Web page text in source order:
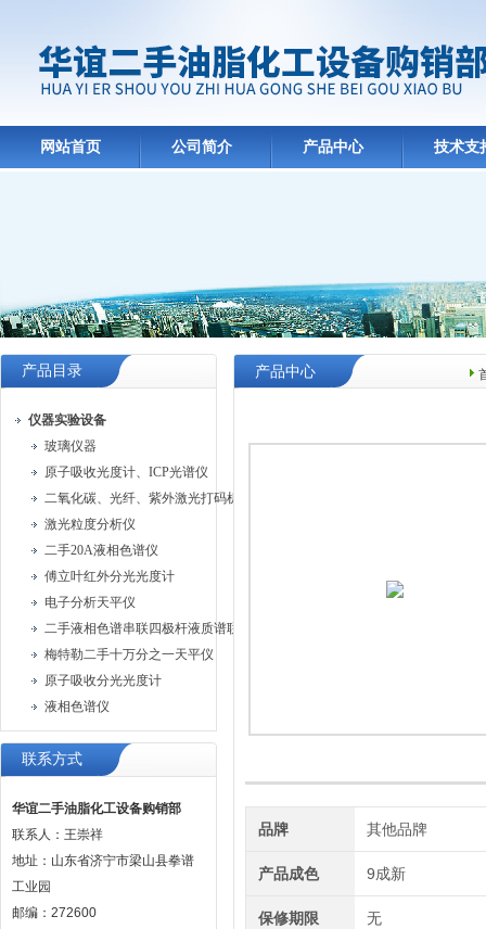
网站首页 公司简介 产品中心 技术支
产品目录
仪器实验设备
玻璃仪器
原子吸收光度计、ICP光谱仪
二氧化碳、光纤、紫外激光打码机、油墨喷码机
激光粒度分析仪
二手20A液相色谱仪
傅立叶红外分光光度计
电子分析天平仪
二手液相色谱串联四极杆液质谱联用仪
梅特勒二手十万分之一天平仪
原子吸收分光光度计
液相色谱仪
联系方式
华谊二手油脂化工设备购销部
联系人：王崇祥
地址：山东省济宁市梁山县拳谱
工业园
邮编：272600
产品中心
品牌 其他品牌
产品成色 9成新
保修期限 无